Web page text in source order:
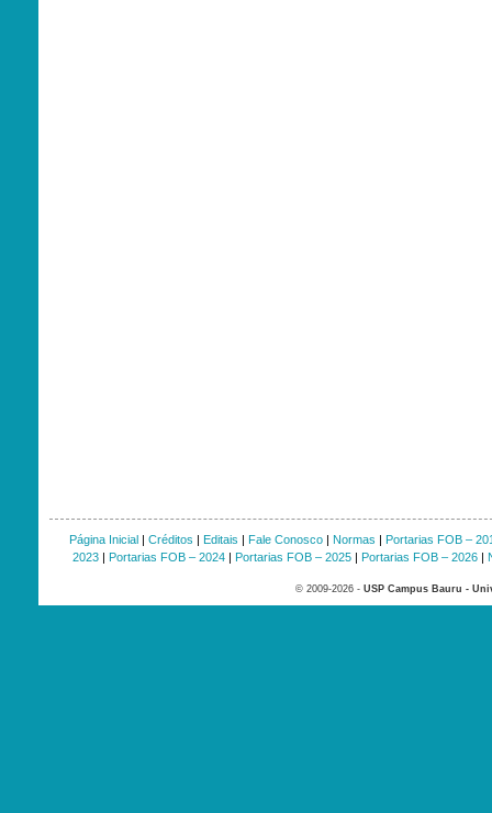
Página Inicial| Créditos | Editais | Fale Conosco| Normas | Portarias FOB –
2023| Portarias FOB – 2024| Portarias FOB – 2025| Portarias FOB – 2026|
© 2009-2026 - USP Campus Bauru -